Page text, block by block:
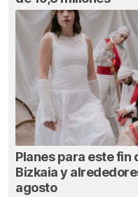
Planes para este fin
Bizkaia y
agosto